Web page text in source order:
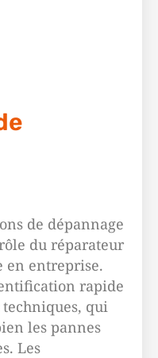
de dépannage
du réparateur
entreprise.
rapide
qui
les pannes
Les